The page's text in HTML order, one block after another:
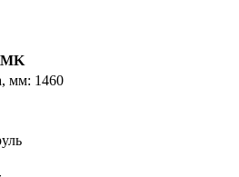
мм: 1460